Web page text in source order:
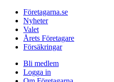
Företagarna.se
Nyheter
Valet
Årets Företagare
Försäkringar
Bli medlem
Logga in